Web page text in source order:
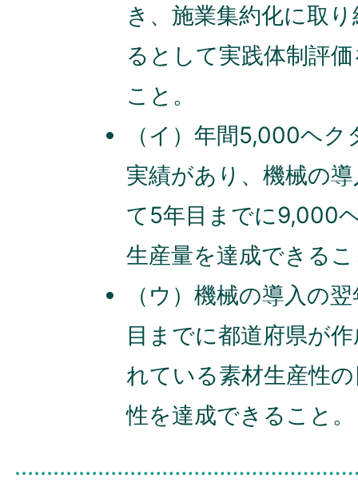
き、施業集約化に取
るとして実践体制評
こと。
（イ）年間5,000ヘ
実績があり、機械の
て5年目までに9,000
生産量を達成できる
（ウ）機械の導入の
目までに都道府県が
れている素材生産性
性を達成できること。